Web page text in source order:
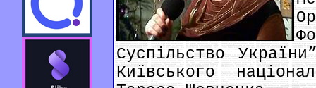
Суспільство
Київського